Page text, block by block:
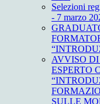
Selezioni
- 7 marzo
AVVISO DI
ESPERTO
SULLE